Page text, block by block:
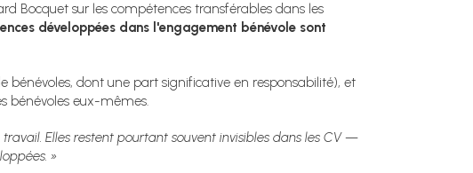
Bocquet sur les compétences transférables dans les
développées dans l'engagement bénévole sont
bénévoles, dont une part significative en responsabilité), et
bénévoles eux-mêmes.
Elles restent pourtant souvent invisibles dans les CV —
»